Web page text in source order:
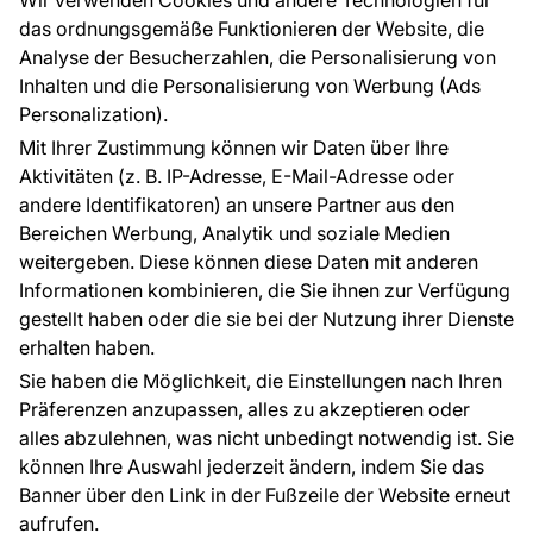
das ordnungsgemäße Funktionieren der Website, die
Analyse der Besucherzahlen, die Personalisierung von
Inhalten und die Personalisierung von Werbung (Ads
Personalization).
Mit Ihrer Zustimmung können wir Daten über Ihre
Aktivitäten (z. B. IP-Adresse, E-Mail-Adresse oder
andere Identifikatoren) an unsere Partner aus den
Bereichen Werbung, Analytik und soziale Medien
weitergeben. Diese können diese Daten mit anderen
Informationen kombinieren, die Sie ihnen zur Verfügung
gestellt haben oder die sie bei der Nutzung ihrer Dienste
erhalten haben.
Sie haben die Möglichkeit, die Einstellungen nach Ihren
Präferenzen anzupassen, alles zu akzeptieren oder
alles abzulehnen, was nicht unbedingt notwendig ist. Sie
können Ihre Auswahl jederzeit ändern, indem Sie das
Banner über den Link in der Fußzeile der Website erneut
aufrufen.
Raumvisualisierung
Tapetenmuster
FÜR SIE
Blog
EU-Projekte
Ratschläge und Tipps
FAQ
ÜBER DAS UNTERNEHMEN
Kontakt
Haben Sie Fragen? Wir helfen Ihnen gerne weiter
und beraten Sie persönlich.
+49 781 95633072
service@tapeteneshop.de